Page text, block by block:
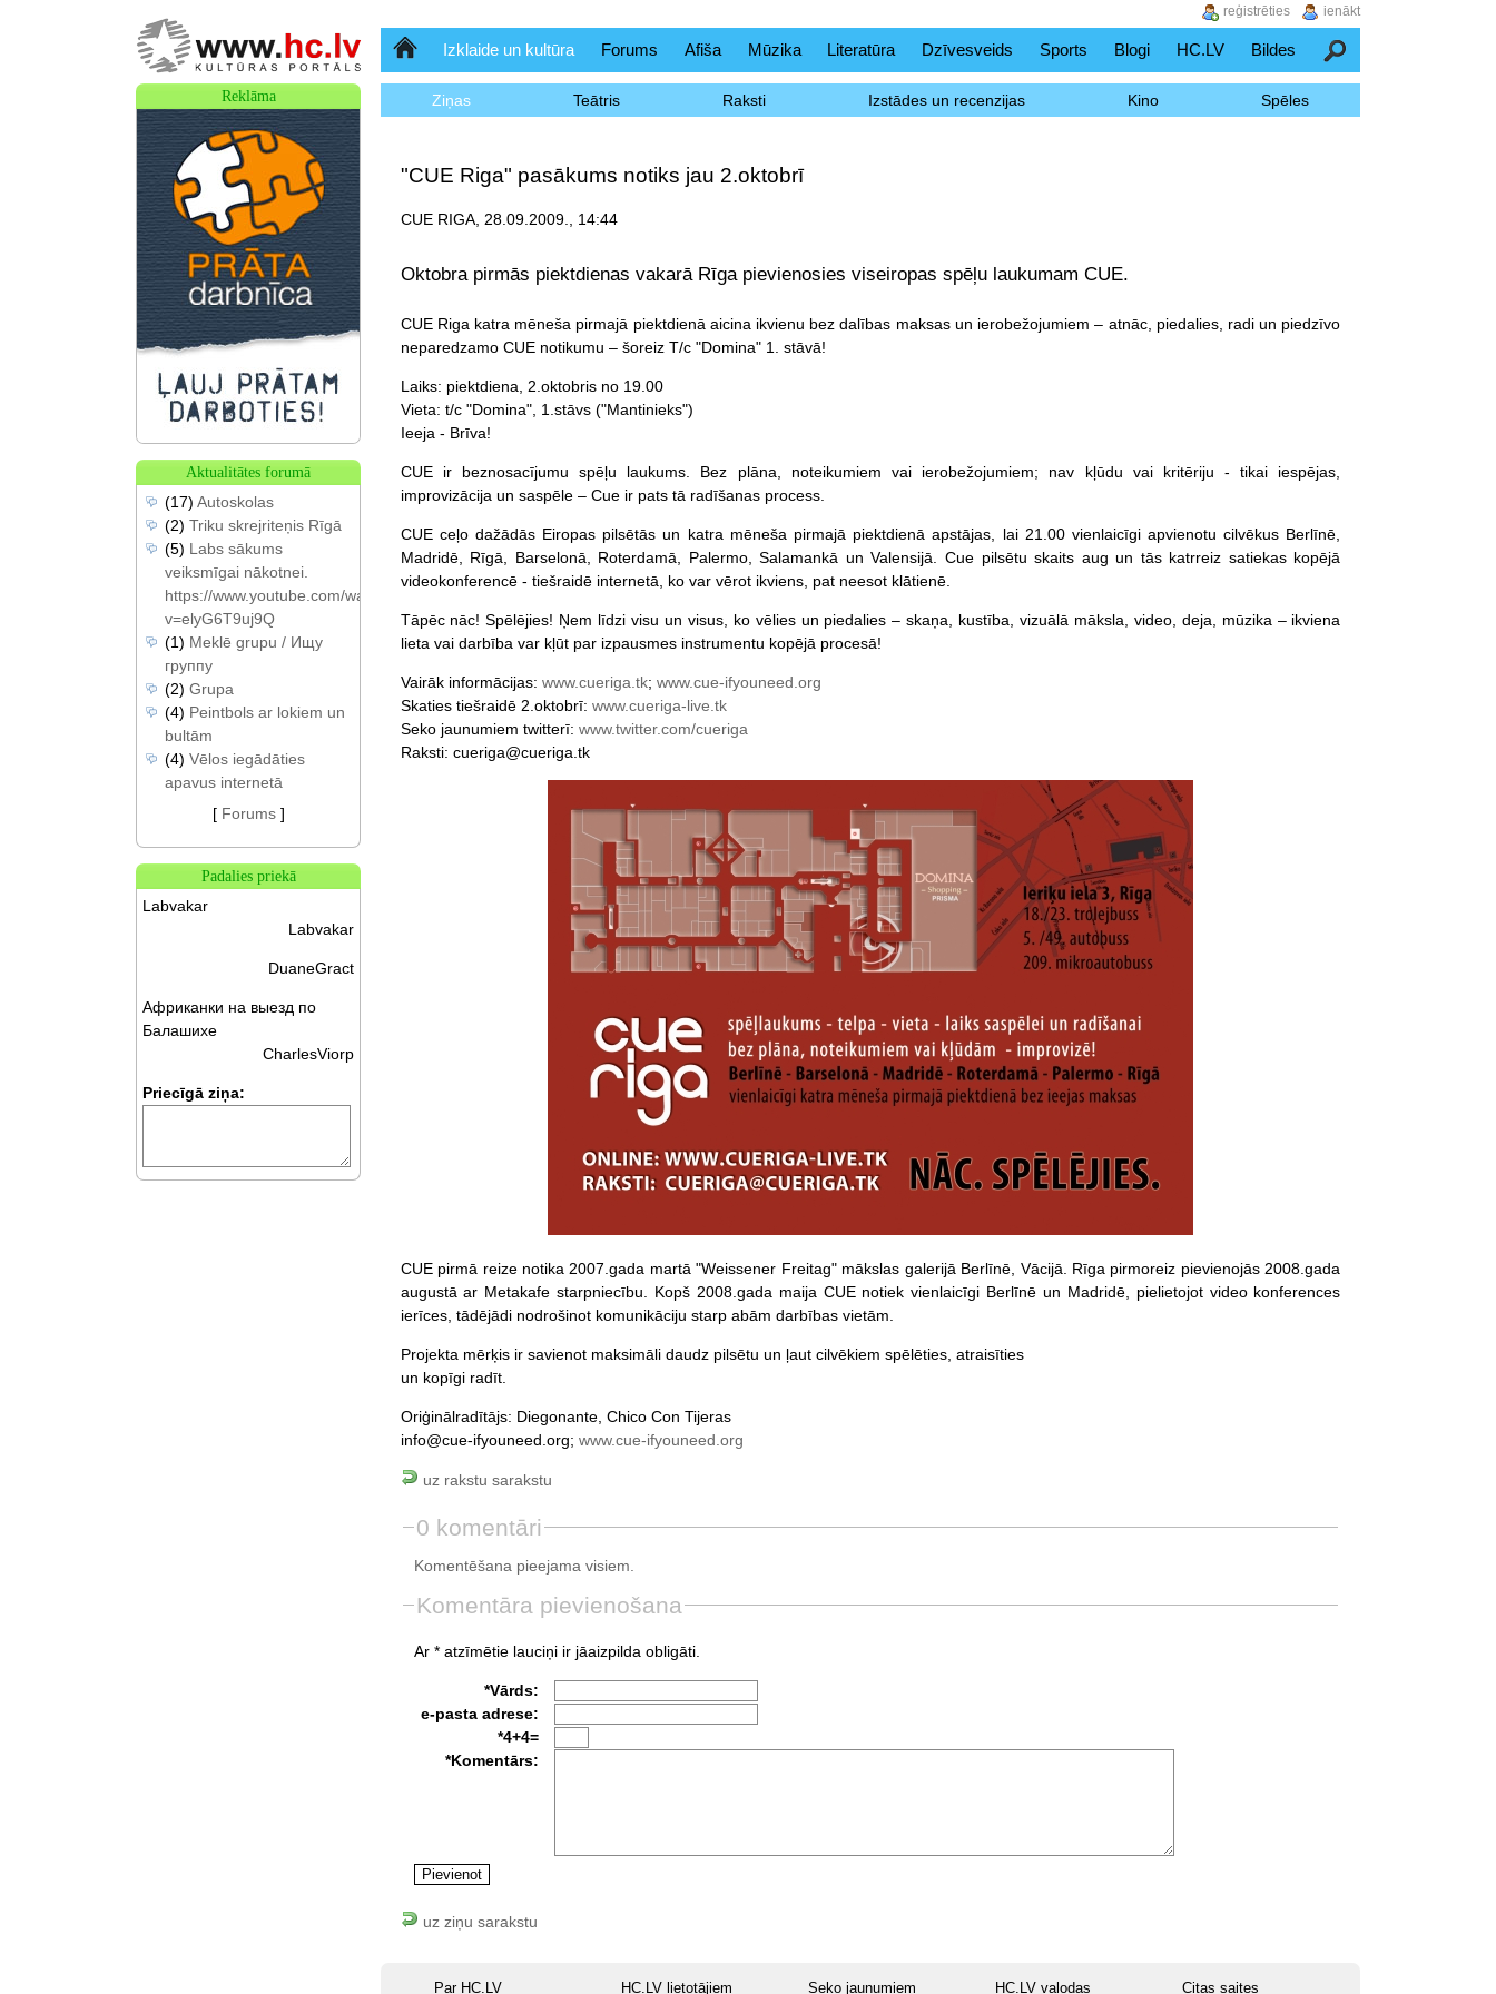
SākumlapaIzklaide un kultūra Forums Afiša Mūzika Literatūra Dzīvesveids Sports Blogi HC.LV Bildes Meklēšana
Ziņas Teātris Raksti Izstādes un recenzijas Kino Spēles
"CUE Riga" pasākums notiks jau 2.oktobrī
CUE RIGA, 28.09.2009., 14:44
Oktobra pirmās piektdienas vakarā Rīga pievienosies viseiropas spēļu laukumam CUE.
CUE Riga katra mēneša pirmajā piektdienā aicina ikvienu bez dalības maksas un ierobežojumiem – atnāc, piedalies, radi un piedzīvo
neparedzamo CUE notikumu – šoreiz T/c "Domina" 1. stāvā!
Laiks: piektdiena, 2.oktobris no 19.00
Vieta: t/c "Domina", 1.stāvs ("Mantinieks")
Ieeja - Brīva!
CUE ir beznosacījumu spēļu laukums. Bez plāna, noteikumiem vai ierobežojumiem; nav kļūdu vai kritēriju - tikai iespējas,
improvizācija un saspēle – Cue ir pats tā radīšanas process.
CUE ceļo dažādās Eiropas pilsētās un katra mēneša pirmajā piektdienā apstājas, lai 21.00 vienlaicīgi apvienotu cilvēkus Berlīnē,
Madridē, Rīgā, Barselonā, Roterdamā, Palermo, Salamankā un Valensijā. Cue pilsētu skaits aug un tās katrreiz satiekas kopējā
videokonferencē - tiešraidē internetā, ko var vērot ikviens, pat neesot klātienē.
Tāpēc nāc! Spēlējies! Ņem līdzi visu un visus, ko vēlies un piedalies – skaņa, kustība, vizuālā māksla, video, deja, mūzika – ikviena
lieta vai darbība var kļūt par izpausmes instrumentu kopējā procesā!
Vairāk informācijas: www.cueriga.tk; www.cue-ifyouneed.org
Skaties tiešraidē 2.oktobrī: www.cueriga-live.tk
Seko jaunumiem twitterī: www.twitter.com/cueriga
Raksti: cueriga@cueriga.tk
CUE pirmā reize notika 2007.gada martā "Weissener Freitag" mākslas galerijā Berlīnē, Vācijā. Rīga pirmoreiz pievienojās 2008.gada
augustā ar Metakafe starpniecību. Kopš 2008.gada maija CUE notiek vienlaicīgi Berlīnē un Madridē, pielietojot video konferences
ierīces, tādējādi nodrošinot komunikāciju starp abām darbības vietām.
Projekta mērķis ir savienot maksimāli daudz pilsētu un ļaut cilvēkiem spēlēties, atraisīties
un kopīgi radīt.
Oriģinālradītājs: Diegonante, Chico Con Tijeras
info@cue-ifyouneed.org; www.cue-ifyouneed.org
uz rakstu sarakstu
0 komentāri
Komentēšana pieejama visiem.
Komentāra pievienošana
Ar * atzīmētie lauciņi ir jāaizpilda obligāti.
*Vārds:
e-pasta adrese:
*4+4=
*Komentārs:
uz ziņu sarakstu
Par HC.LV HC.LV lietotājiem Seko jaunumiem HC.LV valodas Citas saites
Reklāma
Aktualitātes forumā
(17) Autoskolas
(2) Triku skrejriteņis Rīgā
(5) Labs sākums
veiksmīgai nākotnei.
https://www.youtube.com/watch?
v=elyG6T9uj9Q
(1) Meklē grupu / Ищу
группу
(2) Grupa
(4) Peintbols ar lokiem un
bultām
(4) Vēlos iegādāties
apavus internetā
[ Forums]
Padalies priekā
Labvakar
Labvakar
DuaneGract
Африканки на выезд по
Балашихе
CharlesViorp
Priecīgā ziņa:
ienākt
reģistrēties